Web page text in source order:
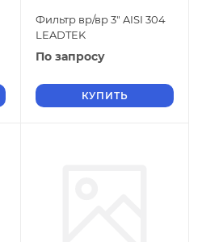
Фильтр вр/вр 3" AISI 304
LEADTEK
По запросу
КУПИТЬ